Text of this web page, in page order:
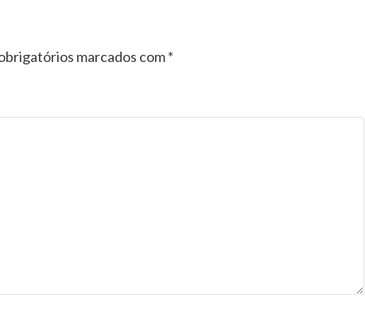
marcados com*